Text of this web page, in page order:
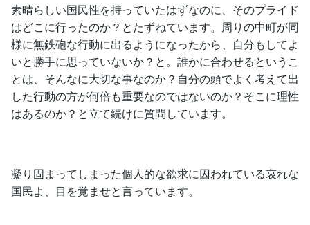
素晴らしい国民性を持っていたはずなのに、そのプライド
はどこに行ったのか？とたずねています。周りの中町が同
様に無鉄砲な行動に出るようになったから、自分もしてよ
いと勝手に思っていないか？と。誰かに合わせるというこ
とは、そんなに大切な事なのか？自分の頭でよく考えて出
した行動の方が何倍も重要なのではないのか？そこに理性
はあるのか？と立て続けに質問しています。
凝り固まってしまった個人的な欲求に囚われている哀れな
国民よ、目を覚ませと言っています。